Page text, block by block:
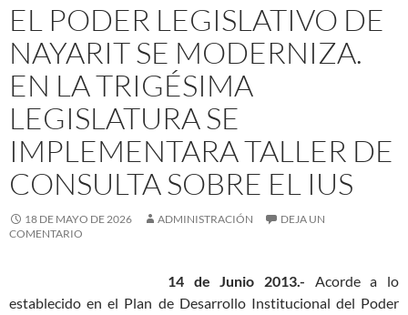
EL PODER LEGISLATIVO DE
NAYARIT SE MODERNIZA.
EN LA TRIGÉSIMA
LEGISLATURA SE
IMPLEMENTARA TALLER DE
CONSULTA SOBRE EL IUS
18 DE MAYO DE 2026 ADMINISTRACIÓN
DEJA UN
COMENTARIO
14 de Junio 2013.- Acorde a lo
establecido en el Plan de Desarrollo Institucional del Poder